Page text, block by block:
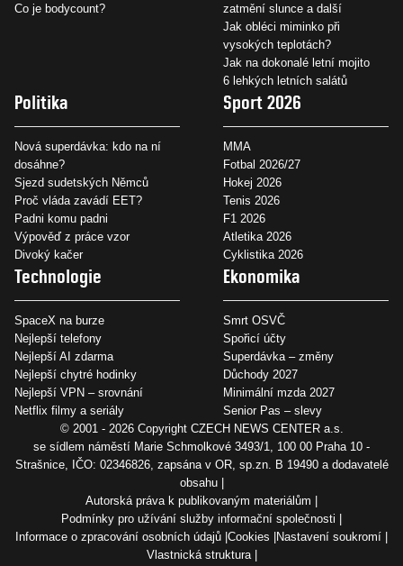
Co je bodycount?
zatmění slunce a další
Jak obléci miminko při
vysokých teplotách?
Jak na dokonalé letní mojito
6 lehkých letních salátů
Politika
Nová superdávka: kdo na ní
dosáhne?
Sjezd sudetských Němců
Proč vláda zavádí EET?
Padni komu padni
Výpověď z práce vzor
Divoký kačer
Sport 2026
MMA
Fotbal 2026/27
Hokej 2026
Tenis 2026
F1 2026
Atletika 2026
Cyklistika 2026
Technologie
SpaceX na burze
Nejlepší telefony
Nejlepší AI zdarma
Nejlepší chytré hodinky
Nejlepší VPN – srovnání
Netflix filmy a seriály
Ekonomika
Smrt OSVČ
Spořicí účty
Superdávka – změny
Důchody 2027
Minimální mzda 2027
Senior Pas – slevy
© 2001 - 2026 Copyright CZECH NEWS CENTER a.s.
se sídlem náměstí Marie Schmolkové 3493/1, 100 00 Praha 10 -
Strašnice, IČO: 02346826, zapsána v OR, sp.zn. B 19490 a dodavatelé
obsahu
Autorská práva k publikovaným materiálům
Podmínky pro užívání služby informační společnosti
Informace o zpracování osobních údajů Cookies Nastavení soukromí
Vlastnická struktura